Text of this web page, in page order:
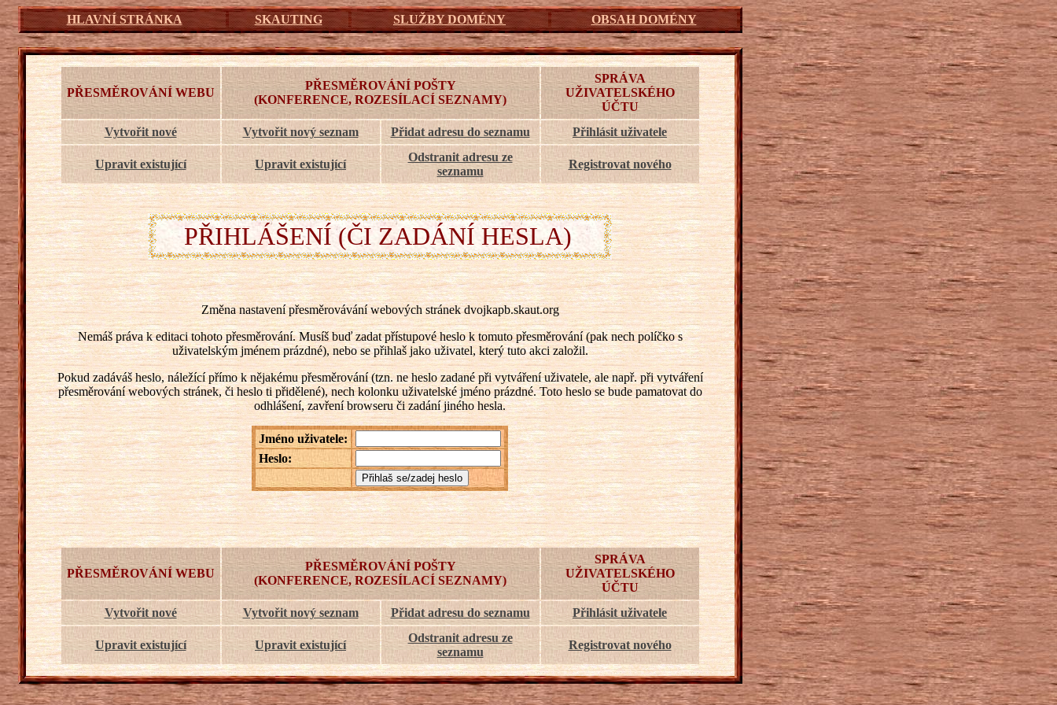
HLAVNÍ STRÁNKA SKAUTING SLUŽBY DOMÉNY OBSAH DOMÉNY
PŘESMĚROVÁNÍ WEBU
PŘESMĚROVÁNÍ POŠTY
(KONFERENCE, ROZESÍLACÍ SEZNAMY)
SPRÁVA
UŽIVATELSKÉHO
ÚČTU
Vytvořit nové
Vytvořit nový seznam Přidat adresu do seznamu Přihlásit uživatele
Upravit existující Upravit existující
Odstranit adresu ze
seznamu
Registrovat nového
PŘIHLÁŠENÍ (ČI ZADÁNÍ HESLA)
Změna nastavení přesměrovávání webových stránek dvojkapb.skaut.org
Nemáš práva k editaci tohoto přesměrování. Musíš buď zadat přístupové heslo k tomuto přesměrování (pak nech políčko s
uživatelským jménem prázdné), nebo se přihlaš jako uživatel, který tuto akci založil.
Pokud zadáváš heslo, náležící přímo k nějakému přesměrování (tzn. ne heslo zadané při vytváření uživatele, ale např. při vytváření
přesměrování webových stránek, či heslo ti přidělené), nech kolonku uživatelské jméno prázdné. Toto heslo se bude pamatovat do
odhlášení, zavření browseru či zadání jiného hesla.
Jméno uživatele:
Heslo:
PŘESMĚROVÁNÍ WEBU
PŘESMĚROVÁNÍ POŠTY
(KONFERENCE, ROZESÍLACÍ SEZNAMY)
SPRÁVA
UŽIVATELSKÉHO
ÚČTU
Vytvořit nové
Vytvořit nový seznam Přidat adresu do seznamu Přihlásit uživatele
Upravit existující Upravit existující
Odstranit adresu ze
seznamu
Registrovat nového